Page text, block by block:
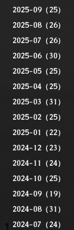
2025-09（25）
2025-08（26）
2025-07（26）
2025-06（30）
2025-05（25）
2025-04（25）
2025-03（31）
2025-02（25）
2025-01（22）
2024-12（23）
2024-11（24）
2024-10（25）
2024-09（19）
2024-08（31）
2024-07（24）